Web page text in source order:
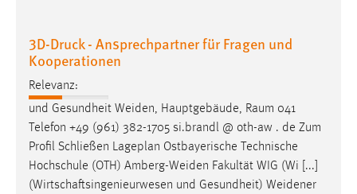
und GesundheitWeiden, Hauptgebäude, Raum 041
Telefon +49 (961) 382-1705 si.brandl @ oth-aw . de Zum
Profil Schließen Lageplan Ostbayerische Technische
Hochschule (OTH)Amberg-WeidenFakultät WIG (Wi [...]
(Wirtschaftsingenieurwesen und Gesundheit)Weidener
Technologiecampus (WTC) EG (0.15) Campusallee 1
92637Weidenin der Oberpfalz [...] Ringler Kontakt Prof.
Dr. Ralf Ringler Professor Fakultät
Name:
fe_user, be_user, be_lastLoginProvider
Zweck:
Dieser Cookie ist notwendig um sich an der Website
einloggen zu können.
Cookie Laufzeit:
24 Stunden